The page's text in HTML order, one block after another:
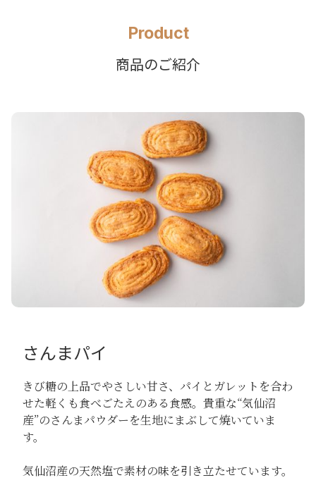
Product
商品のご紹介
さんまパイ
きび糖の上品でやさしい甘さ、パイとガレットを合わ
せた軽くも食べごたえのある食感。貴重な“気仙沼
産”のさんまパウダーを生地にまぶして焼いていま
す。
気仙沼産の天然塩で素材の味を引き立たせています。